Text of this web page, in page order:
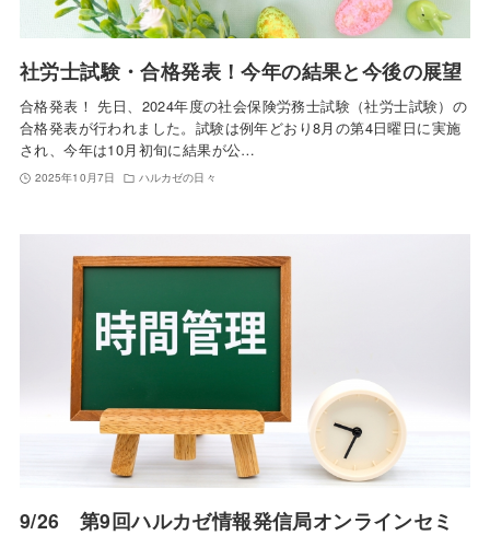
社労士試験・合格発表！今年の結果と今後の展望
合格発表！ 先日、2024年度の社会保険労務士試験（社労士試験）の
合格発表が行われました。試験は例年どおり8月の第4日曜日に実施
され、今年は10月初旬に結果が公…
2025年10月7日 ハルカゼの日々
9/26 第9回ハルカゼ情報発信局オンラインセミ